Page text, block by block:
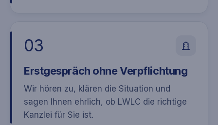
03
Erstgespräch ohne Verpflichtung
Wir hören zu, klären die Situation und
sagen Ihnen ehrlich, ob LWLC die richtige
Kanzlei für Sie ist.